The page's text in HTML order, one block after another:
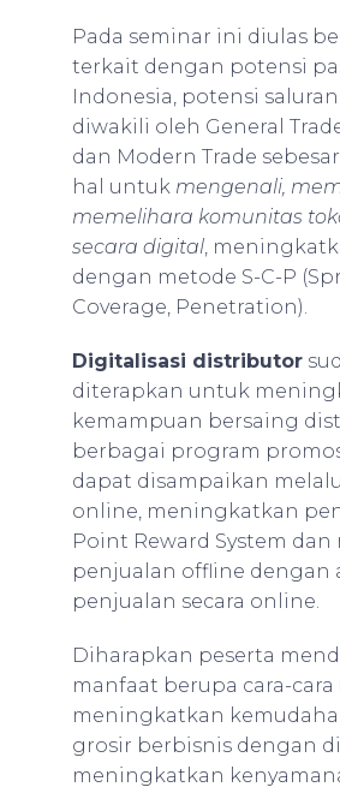
Pada seminar ini diulas
terkait dengan potensi
Indonesia, potensi
diwakili oleh General
dan Modern Trade
hal untuk mengenali,
memelihara komunitas
secara digital,
dengan metode S-C-P
Coverage, Penetration).
Digitalisasi distributor
diterapkan untuk
kemampuan bersaing
berbagai program
dapat disampaikan
online, meningkatkan
Point Reward System
penjualan offline dengan
penjualan secara online.
Diharapkan peserta
manfaat berupa cara-
meningkatkan
grosir berbisnis dengan
meningkatkan